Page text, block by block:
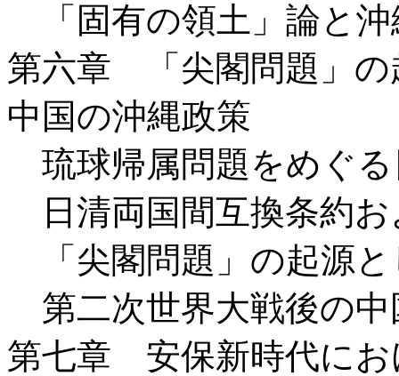
「固有の領土」論と
第六章 「尖閣問題」の
中国の沖縄政策
琉球帰属問題をめぐる
日清両国間互換条約お
「尖閣問題」の起源
第二次世界大戦後の
第七章 安保新時代にお